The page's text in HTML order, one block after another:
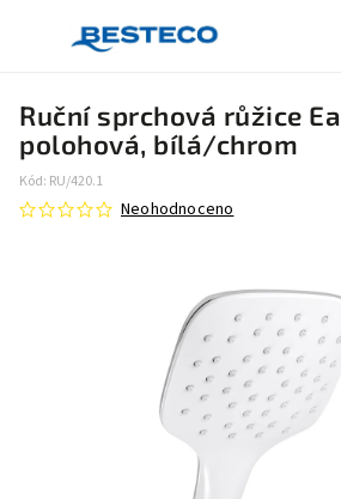
Ruční sprchová růžice
polohová, bílá/chrom
Kód: RU/420.1
Neohodnoceno